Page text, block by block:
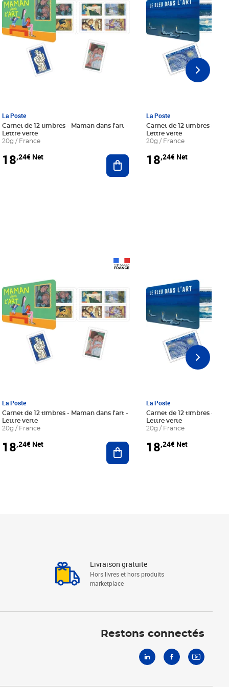
au panier
La Poste
Carnet de 12 timbres - Maman dans l'art -
Lettre verte
20g / France
18,24€ Net Ajouter au panier
La Poste
Carnet de 12 timbres - Le
Lettre verte
20g / France
18,24€ Net
au panier
La Poste
Carnet de 12 timbres - Maman dans l'art -
Lettre verte
20g / France
18,24€ Net Ajouter au panier
La Poste
Carnet de 12 timbres - Le
Lettre verte
20g / France
18,24€ Net
Livraison gratuite
Hors livres et hors produits
marketplace
Restons connectés